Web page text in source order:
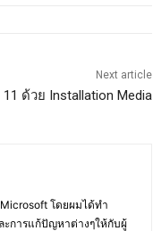
Next article
ด้วย Installation Media
โดยผมได้ทำ
ะการแก้ปัญหาต่างๆให้กับผู้